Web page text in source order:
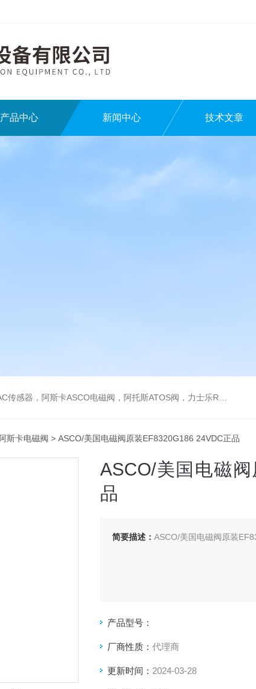
产品中心 新闻中心 技术文章
阀，力士乐Rexroth泵，爱普EPRO传感器，穆格MOOG伺服阀，宝德BURKERT电磁阀，倍加福P F传感器
斯卡电磁阀 > ASCO/美国电磁阀原装EF8320G186 24VDC正品
ASCO/美国电磁
品
简要描述： ASCO/美国电磁阀原装
产品型号：
厂商性质： 代理商
更新时间： 2024-03-28